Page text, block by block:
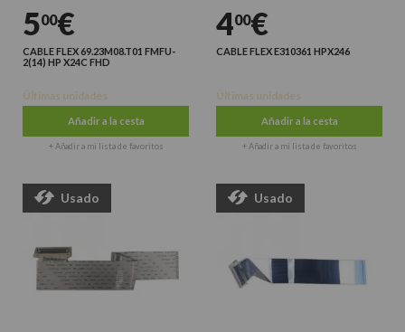
500€
CABLE FLEX 69.23M08.T01 FMFU-
2(14) HP X24C FHD
Últimas unidades
Añadir a la cesta
+ Añadir a mi lista de favoritos
400€
CABLE FLEX E310361 HPX246
Últimas unidades
Añadir a la cesta
+ Añadir a mi lista de favoritos
Usado Usado